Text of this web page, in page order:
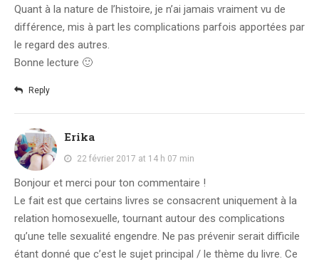
Quant à la nature de l’histoire, je n’ai jamais vraiment vu de
différence, mis à part les complications parfois apportées par
le regard des autres.
Bonne lecture 🙂
Reply
Erika
22 février 2017 at 14 h 07 min
Bonjour et merci pour ton commentaire !
Le fait est que certains livres se consacrent uniquement à la
relation homosexuelle, tournant autour des complications
qu’une telle sexualité engendre. Ne pas prévenir serait difficile
étant donné que c’est le sujet principal / le thème du livre. Ce